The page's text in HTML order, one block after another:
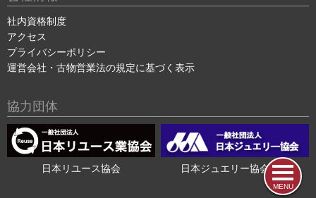
MENU
社内資格制度
アクセス
プライバシーポリシー
運営会社・古物営業法の規定に基づく表示
協力団体
日本リユース協会 日本ジュエリー協会会員